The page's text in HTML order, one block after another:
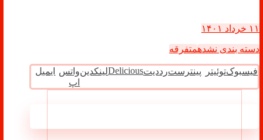
۱۱ خرداد ۱۴۰۱
دسته بندی نشدهمتفرقه
فیسبوکتوئیتر پینترسترددیتDeliciousلینکدینواتس
اپ
ایمیل